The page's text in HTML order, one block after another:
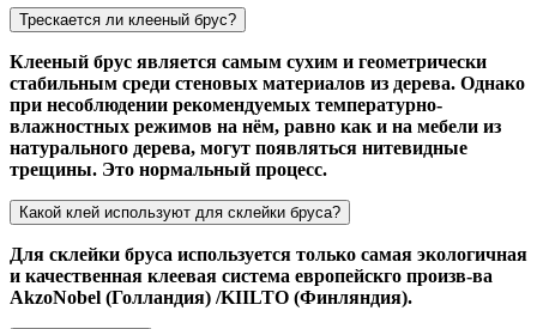
Трескается ли клееный брус?
Клееный брус является самым сухим и геометрически
стабильным среди стеновых материалов из дерева. Однако
при несоблюдении рекомендуемых температурно-
влажностных режимов на нём, равно как и на мебели из
натурального дерева, могут появляться нитевидные
трещины. Это нормальный процесс.
Какой клей используют для склейки бруса?
Для склейки бруса используется только самая экологичная
и качественная клеевая система европейскго произв-ва
AkzoNobel (Голландия) /KIILTO (Финляндия).